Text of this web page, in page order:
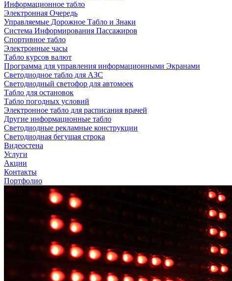
Информационное табло
Электронная Очередь
Управляемые Дорожное Табло и Знаки
Система Информирования Пассажиров
Спортивное табло
Электронные часы
Табло курсов валют
Программа для управления информационными Экранами
Светодиодное табло для АЗС
Светодиодный светофор для автомоек
Табло для остановок
Табло погодных условий
Электронное табло для расписания врачей
Другие информационные табло
Светодиодные рекламные конструкции
Светодиодная бегущая строка
Видеостена
Услуги
Акции
Контакты
Портфолио